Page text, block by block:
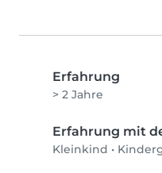
Erfahrung
> 2 Jahre
Erfahrung mit
Kleinkind •